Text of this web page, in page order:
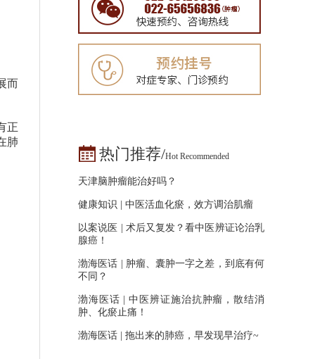
而
正
肺
热门推荐/Hot Recommended
天津脑肿瘤能治好吗？
健康知识 | 中医活血化瘀，效方调治肌瘤
以案说医 | 术后又复发？看中医辨证论治乳
腺癌！
渤海医话 | 肿瘤、囊肿一字之差，到底有何
不同？
渤海医话 | 中医辨证施治抗肿瘤，散结消
肿、化瘀止痛！
渤海医话 | 拖出来的肺癌，早发现早治疗~